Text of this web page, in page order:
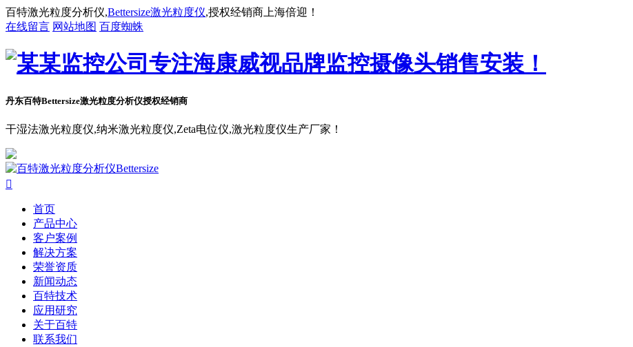
百特激光粒度分析仪,Bettersize激光粒度仪,授权经销商上海倍迎！
在线留言 网站地图 百度蜘蛛
丹东百特Bettersize激光粒度分析仪授权经销商
干湿法激光粒度仪,纳米激光粒度仪,Zeta电位仪,激光粒度仪生产厂家！

首页
产品中心
客户案例
解决方案
荣誉资质
新闻动态
百特技术
应用研究
关于百特
联系我们